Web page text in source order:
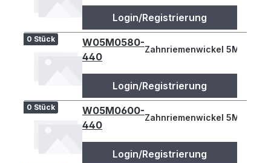
Login/Registrierung
0 Stück
W05M0580-
440
Zahnriemenwickel 5M 580
Login/Registrierung
0 Stück
W05M0600-
440
Zahnriemenwickel 5M 600
Login/Registrierung